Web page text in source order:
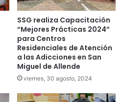
SSG realiza Capacitación
“Mejores Prácticas 2024”
para Centros
Residenciales de Atención
a las Adicciones en San
Miguel de Allende
viernes, 30 agosto, 2024